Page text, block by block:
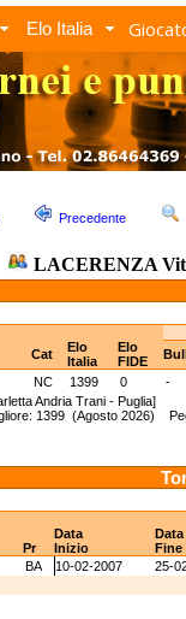
Elo Italia
Precedente
LACERENZA
Cat
Elo
Italia
Elo
FIDE
NC 1399 0
-
Andria Trani - Puglia]
1399 (Agosto 2026)
Data
Data
Pr Inizio
Fine
BA 10-02-2007 25-